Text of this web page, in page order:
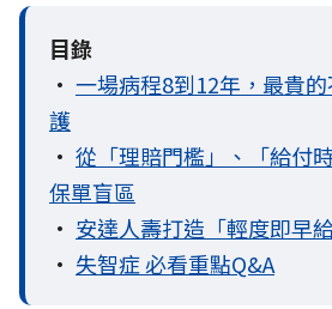
目錄
• 一場病程8到12年，最貴
護
• 從「理賠門檻」、「給付
保單盲區
• 安達人壽打造「輕度即早
• 失智症 必看重點Q&A